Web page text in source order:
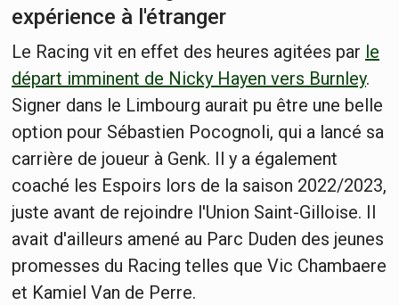
expérience à l'étranger
Le Racing vit en effet des heures agitées par le
départ imminent de Nicky Hayen vers Burnley.
Signer dans le Limbourg aurait pu être une belle
option pour Sébastien Pocognoli, qui a lancé sa
carrière de joueur à Genk. Il y a également
coaché les Espoirs lors de la saison 2022/2023,
juste avant de rejoindre l'Union Saint-Gilloise. Il
avait d'ailleurs amené au Parc Duden des jeunes
promesses du Racing telles que Vic Chambaere
et Kamiel Van de Perre.